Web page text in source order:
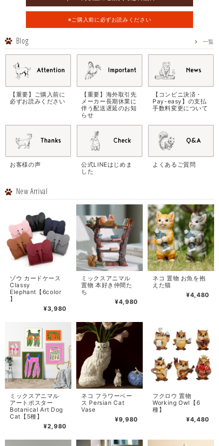
※ご購入前に必ずお読みください
Blog 一覧
【重要】ご購入前に
必ずお読みください
【重要】海外取引先
メーカー長期休業に
伴う配送遅延のお知
らせ
【コンビニ決済・
Pay-easy】の支払
手数料変更について
お客様の声
公式LINEはじめま
した
よくあるご質問
New Arrival
ゾウ カードケース
Classy
Elephant【6color
】
¥3,980
ミックスアニマル
置物 本好き仲間た
ち
¥4,980
ネコ 置物 お魚を抱
えた猫
¥4,480
ミックスアニマル
アートポスター
Botanical Art Dog
Cat【5種】
¥2,980
ネコ フラワーベー
ス Persian Cat
Vase
¥9,980
フクロウ 置物
Working Owl【6
種】
¥4,480